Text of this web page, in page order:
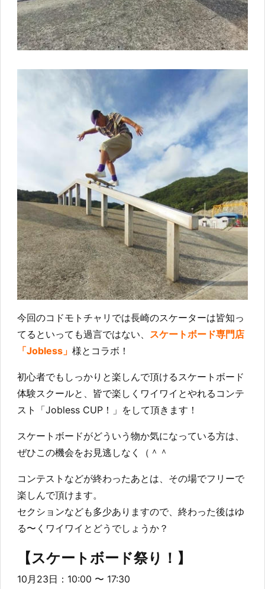
今回のコドモトチャリでは長崎のスケーターは皆知っ
てるといっても過言ではない、 スケートボード専門店
「Jobless」 様とコラボ！
初心者でもしっかりと楽しんで頂けるスケートボード
体験スクールと、皆で楽しくワイワイとやれるコンテ
スト「Jobless CUP！」をして頂きます！
スケートボードがどういう物か気になっている方は、
ぜひこの機会をお見逃しなく（＾＾
コンテストなどが終わったあとは、その場でフリーで
楽しんで頂けます。
セクションなども多少ありますので、終わった後はゆ
る〜くワイワイとどうでしょうか？
【スケートボード祭り！】
10月23日：10:00 〜 17:30